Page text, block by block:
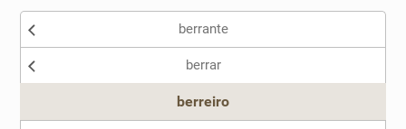
Nenhum dos sinônimos apresentados me ajudou
berrante
berrar
berreiro